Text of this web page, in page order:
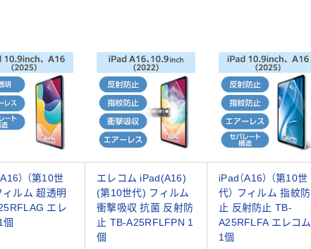
） （第10世
ィルム 超透明
エレ
個
エレコム iPad(A16)
(第10世代) フィルム
衝撃吸収 抗菌 反射防
止 TB-A25RFLFPN 1
個
iPad（A16） （第10世
代） フィルム 指紋防
止 反射防止 TB-
A25RFLFA エレコム
1個